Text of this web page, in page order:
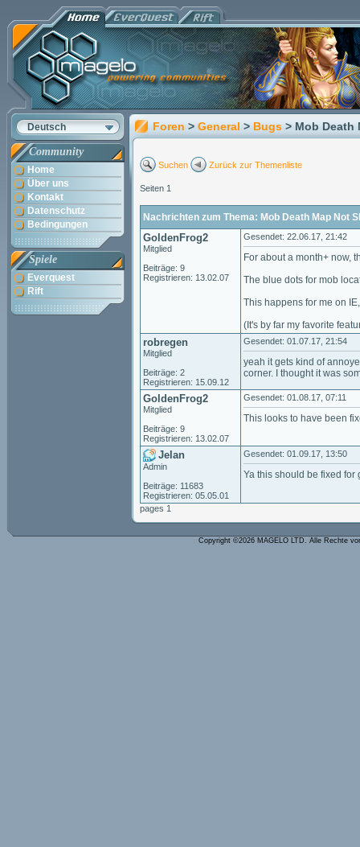
Deutsch
Community
Home
Über uns
Kontakt
Datenschutz
Bedingungen
Spiele
Everquest
Rift
Foren > General > Bugs > Mob Death
Suchen Zurück zur Themenliste
Seiten 1
Nachrichten zum Thema: Mob Death Map Not
GoldenFrog2
Mitglied
Beiträge: 9
Registrieren: 13.02.07
Gesendet: 22.06.17, 21:42
For about a month+ now,
The blue dots for mob
This happens for me on
(It's by far my favorite
robregen
Mitglied
Beiträge: 2
Registrieren: 15.09.12
Gesendet: 01.07.17, 21:54
yeah it gets kind of
corner. I thought it was
GoldenFrog2
Mitglied
Beiträge: 9
Registrieren: 13.02.07
Gesendet: 01.08.17, 07:11
This looks to have been
Jelan
Admin
Beiträge: 11683
Registrieren: 05.05.01
Gesendet: 01.09.17, 13:50
Ya this should be fixed for
pages 1
Copyright ©2026 MAGELO LTD. Alle Rechte